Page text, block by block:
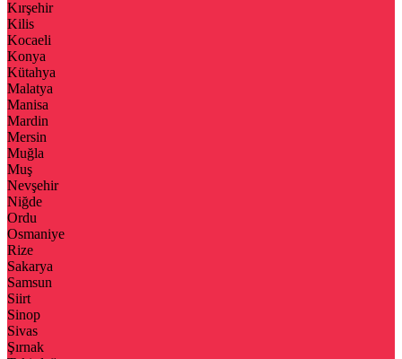
Kırşehir
Kilis
Kocaeli
Konya
Kütahya
Malatya
Manisa
Mardin
Mersin
Muğla
Muş
Nevşehir
Niğde
Ordu
Osmaniye
Rize
Sakarya
Samsun
Siirt
Sinop
Sivas
Şırnak